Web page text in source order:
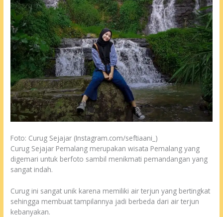
Foto: Curug Sejajar (Instagram.com/seftiaani_)
Curug Sejajar Pemalang merupakan wisata Pemalang yang
digemari untuk berfoto sambil menikmati pemandangan yang
sangat indah.
Curug ini sangat unik karena memiliki air terjun yang bertingkat
sehingga membuat tampilannya jadi berbeda dari air terjun
kebanyakan.